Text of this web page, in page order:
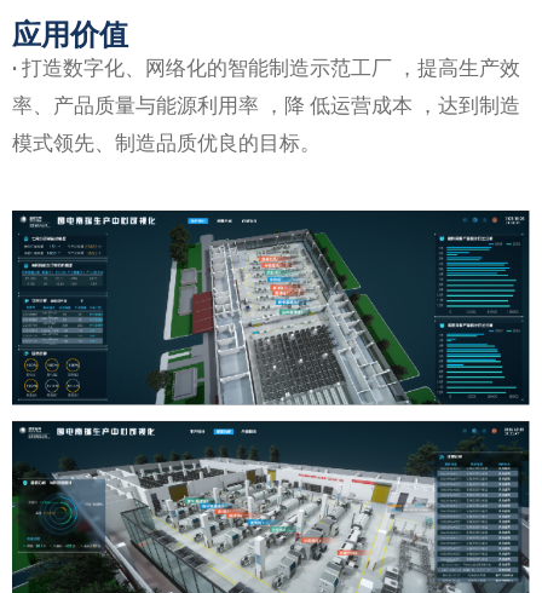
应用价值
· 打造数字化、网络化的智能制造示范工厂 ，提高生产效
率、产品质量与能源利用率 ，降 低运营成本 ，达到制造
模式领先、制造品质优良的目标。